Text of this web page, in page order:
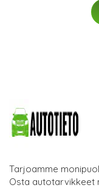
Tarjoamme
Osta autotarvikkeet